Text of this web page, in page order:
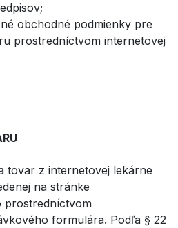
obchodné podmienky pre
prostredníctvom internetovej
tovar z internetovej lekárne
na stránke
prostredníctvom
formulára. Podľa § 22